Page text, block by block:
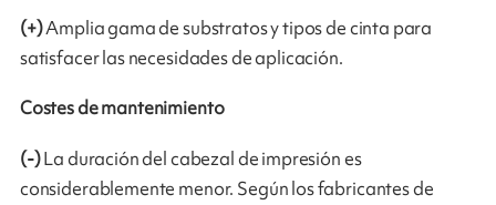
(+)Amplia gama de substratos y tipos de cinta para
satisfacer las necesidades de aplicación.
Costes de mantenimiento
(-)La duración del cabezal de impresión es
considerablemente menor. Según los fabricantes de